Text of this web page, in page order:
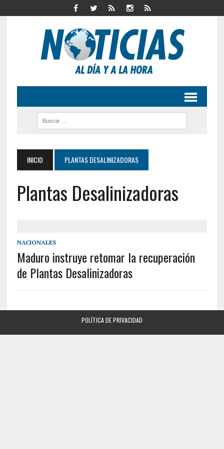
INICIO PLANTAS DESALINIZADORAS
Plantas Desalinizadoras
NACIONALES
Maduro instruye retomar la recuperación
de Plantas Desalinizadoras
POLÍTICA DE PRIVACIDAD